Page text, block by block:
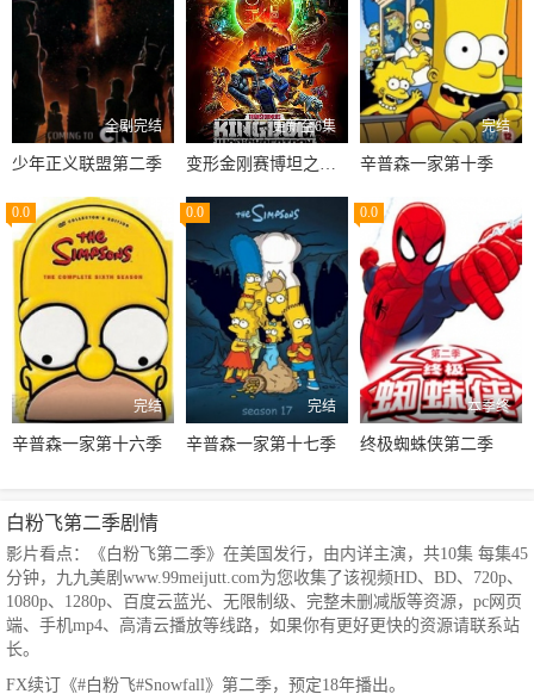
全剧完结
少年正义联盟第二季
更新至6集 完结
辛普森一家第十季
0.0
完结
辛普森一家第十六季
0.0
完结
辛普森一家第十七季
0.0
本季终
终极蜘蛛侠第二季
白粉飞第二季剧情
影片看点：《白粉飞第二季》在美国发行，由内详主演，共10集 每集45
分钟，九九美剧www.99meijutt.com为您收集了该视频HD、BD、720p、
1080p、1280p、百度云蓝光、无限制级、完整未删减版等资源，pc网页
端、手机mp4、高清云播放等线路，如果你有更好更快的资源请联系站
长。
FX续订《#白粉飞#Snowfall》第二季，预定18年播出。